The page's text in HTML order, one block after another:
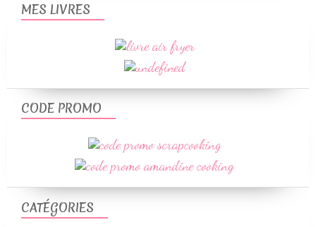
CATÉGORIES
MES LIVRES
CODE PROMO